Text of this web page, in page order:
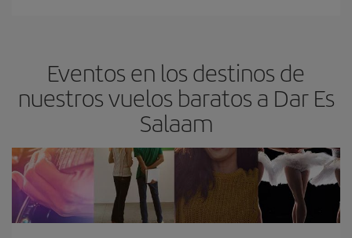
Eventos en los destinos de
nuestros vuelos baratos a Dar Es
Salaam